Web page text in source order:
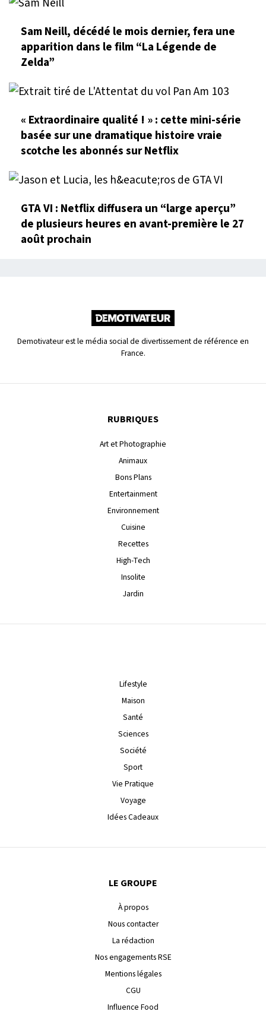
Sam Neill, décédé le mois dernier, fera une
apparition dans le film “La Légende de
Zelda”
« Extraordinaire qualité ! » : cette mini-série
basée sur une dramatique histoire vraie
scotche les abonnés sur Netflix
GTA VI : Netflix diffusera un “large aperçu”
de plusieurs heures en avant-première le 27
août prochain
Demotivateur est le média social de divertissement de référence en
France.
RUBRIQUES
Art et Photographie
Animaux
Bons Plans
Entertainment
Environnement
Cuisine
Recettes
High-Tech
Insolite
Jardin
Lifestyle
Maison
Santé
Sciences
Société
Sport
Vie Pratique
Voyage
Idées Cadeaux
LE GROUPE
À propos
Nous contacter
La rédaction
Nos engagements RSE
Mentions légales
CGU
Influence Food